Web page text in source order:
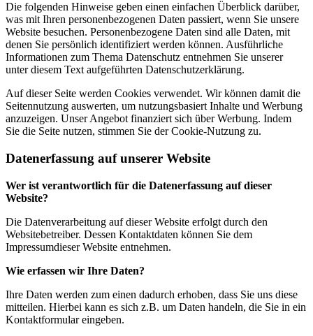
Die folgenden Hinweise geben einen einfachen Überblick darüber,
was mit Ihren personenbezogenen Daten passiert, wenn Sie unsere
Website besuchen. Personenbezogene Daten sind alle Daten, mit
denen Sie persönlich identifiziert werden können. Ausführliche
Informationen zum Thema Datenschutz entnehmen Sie unserer
unter diesem Text aufgeführten Datenschutzerklärung.
Auf dieser Seite werden Cookies verwendet. Wir können damit die
Seitennutzung auswerten, um nutzungsbasiert Inhalte und Werbung
anzuzeigen. Unser Angebot finanziert sich über Werbung. Indem
Sie die Seite nutzen, stimmen Sie der Cookie-Nutzung zu.
Datenerfassung auf unserer Website
Wer ist verantwortlich für die Datenerfassung auf dieser
Website?
Die Datenverarbeitung auf dieser Website erfolgt durch den
Websitebetreiber. Dessen Kontaktdaten können Sie dem
Impressumdieser Website entnehmen.
Wie erfassen wir Ihre Daten?
Ihre Daten werden zum einen dadurch erhoben, dass Sie uns diese
mitteilen. Hierbei kann es sich z.B. um Daten handeln, die Sie in ein
Kontaktformular eingeben.